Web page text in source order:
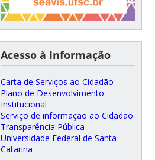
Acesso à Informação
Carta de Serviços ao Cidadão
Plano de Desenvolvimento
Institucional
Serviço de informação ao Cidadão
Transparência Pública
Universidade Federal de Santa
Catarina